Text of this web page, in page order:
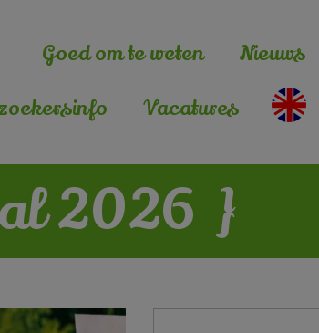
Goed om te weten
Nieuws
Vacatures
2026 }